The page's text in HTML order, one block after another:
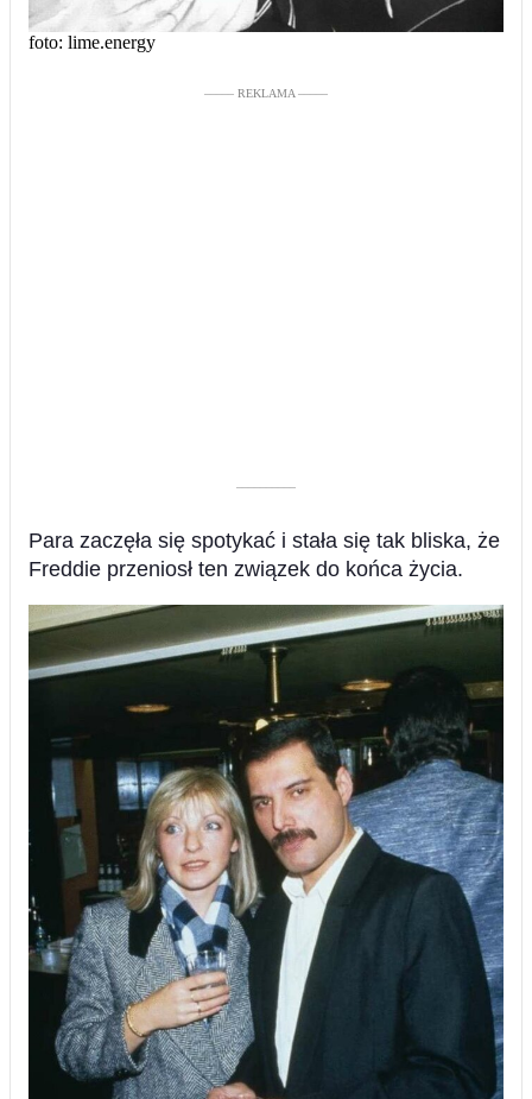
foto: lime.energy
––––– REKLAMA –––––
––––––––––
Para zaczęła się spotykać i stała się tak bliska, że
​​Freddie przeniosł ten związek do końca życia.